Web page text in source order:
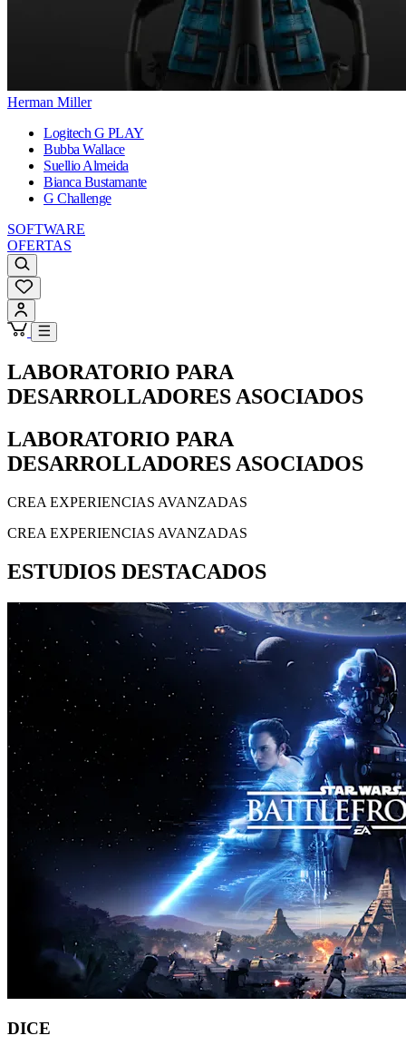
Herman Miller
Logitech G PLAY
Bubba Wallace
Suellio Almeida
Bianca Bustamante
G Challenge
SOFTWARE
OFERTAS
LABORATORIO PARA
DESARROLLADORES ASOCIADOS
LABORATORIO PARA
DESARROLLADORES ASOCIADOS
CREA EXPERIENCIAS AVANZADAS
CREA EXPERIENCIAS AVANZADAS
ESTUDIOS DESTACADOS
DICE